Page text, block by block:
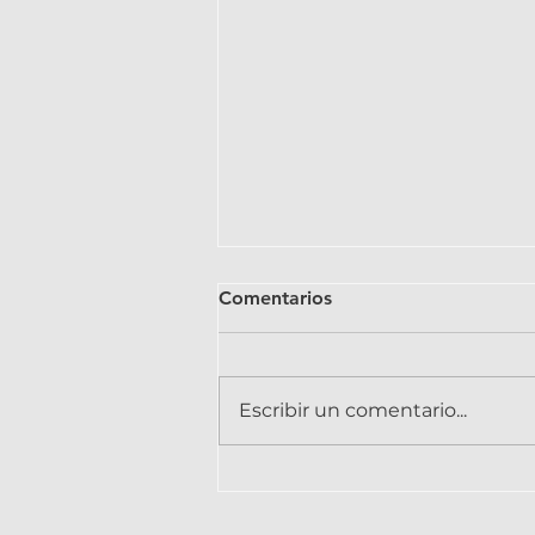
Comentarios
Escribir un comentario...